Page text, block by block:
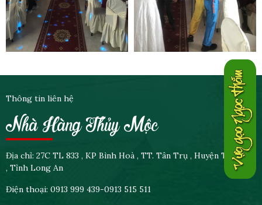
Thông tin liên hệ
Nhà Hàng Thủy Mộc
Địa chỉ: 27C TL 833 , KP Bình Hoà , TT. Tân Trụ , Huyện Tân Trụ
, Tỉnh Long An
Điện thoại: 0913 999 439-0913 515 511